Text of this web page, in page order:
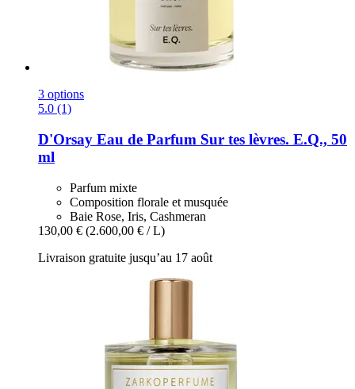
3 options
5.0 (1)
D'Orsay Eau de Parfum Sur tes lèvres. E.Q., 50
ml
Parfum mixte
Composition florale et musquée
Baie Rose, Iris, Cashmeran
130,00 € (2.600,00 € / L)
Livraison gratuite jusqu’au 17 août